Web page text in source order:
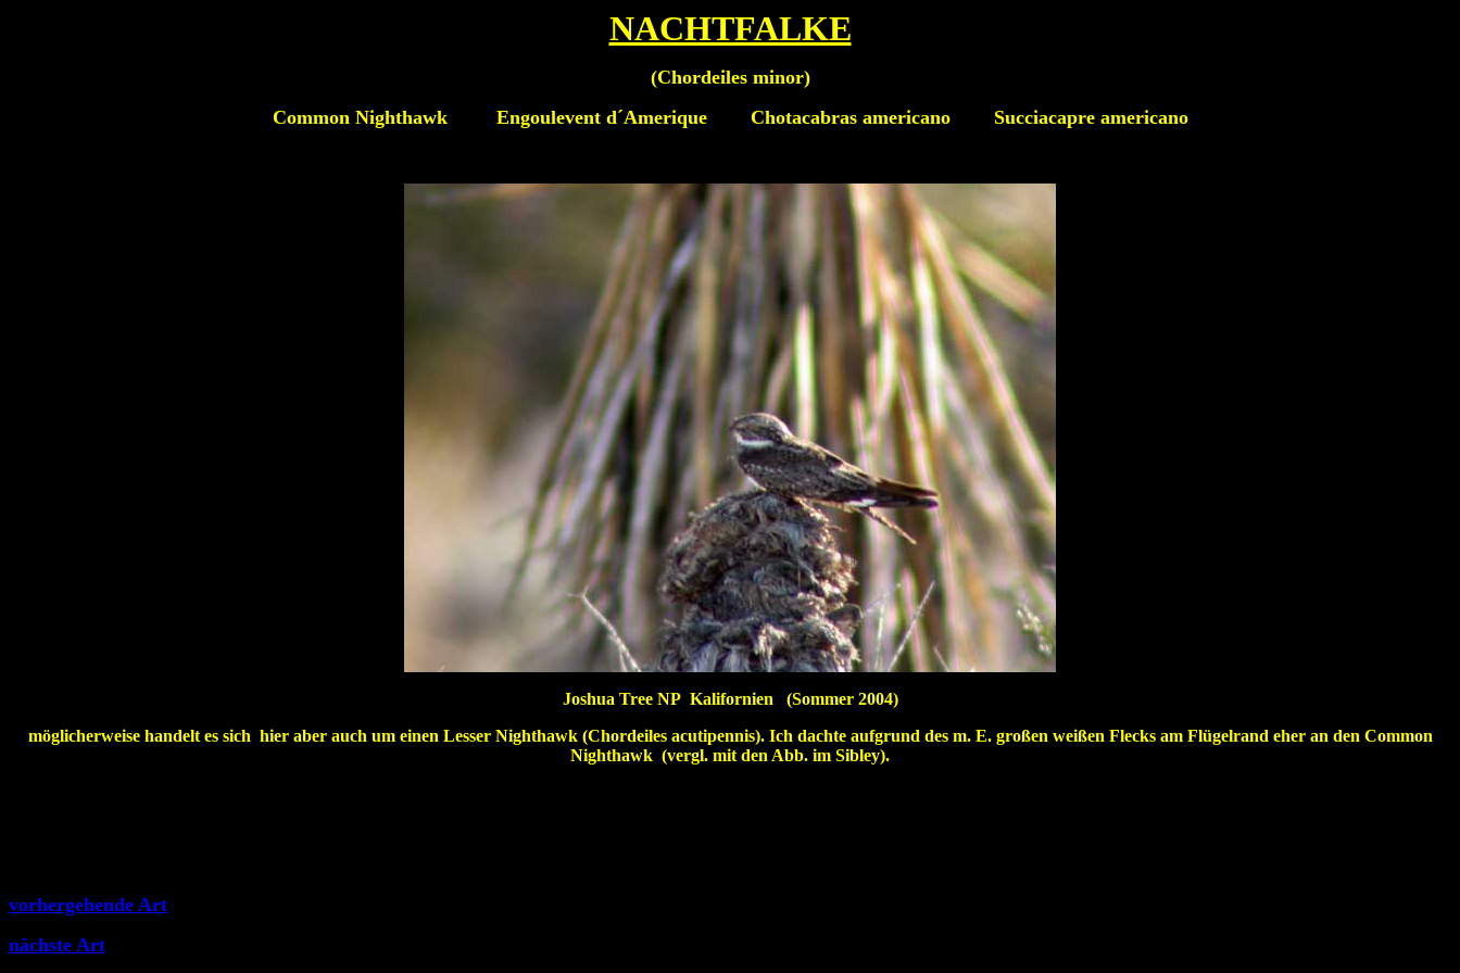
NACHTFALKE
(Chordeiles minor)
Common Nighthawk
Engoulevent d´Amerique Chotacabras americano Succiacapre americano
Joshua Tree NP Kalifornien (Sommer 2004)
möglicherweise handelt es sich hier aber auch um einen Lesser Nighthawk (Chordeiles acutipennis). Ich dachte aufgrund des m. E. großen weißen Flecks am Flügelrand eher an den Common
Nighthawk (vergl. mit den Abb. im Sibley).
vorhergehende Art
nächste Art